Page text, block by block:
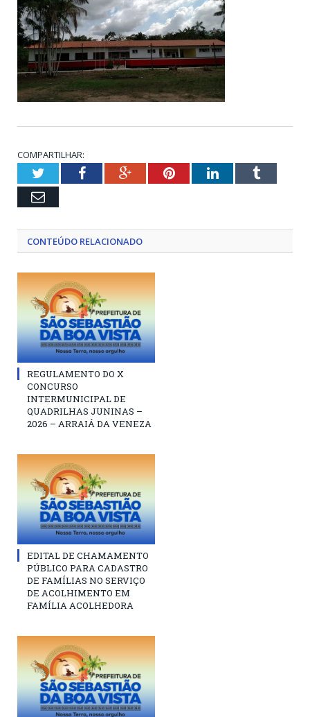
COMPARTILHAR:
TwitterFacebookGoogle+PinterestLinkedInTumblr
Email
CONTEÚDO RELACIONADO
REGULAMENTO DO X
CONCURSO
INTERMUNICIPAL DE
QUADRILHAS JUNINAS –
2026 – ARRAIÁ DA VENEZA
EDITAL DE CHAMAMENTO
PÚBLICO PARA CADASTRO
DE FAMÍLIAS NO SERVIÇO
DE ACOLHIMENTO EM
FAMÍLIA ACOLHEDORA